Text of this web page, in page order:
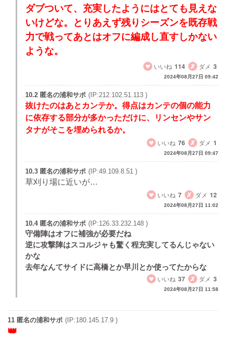
ダブついて、充実したようにはとても見えな
いけどな。とりあえず残りシーズンを既存戦
力で戦ってあとはオフに編成し直すしかない
ような。
いいね 114 ダメ 3
2024年08月27日 09:42
10.2 匿名の浦和サポ (IP:212.102.51.113 )
抜けたのはあとカンテか。得点はカンテの個の能力
に依存する部分が多かっただけに、リンセンやサン
タナがそこを埋められるか。
いいね 76 ダメ 1
2024年08月27日 09:47
10.3 匿名の浦和サポ (IP:49.109.8.51 )
草刈り場に近いが…
いいね 7 ダメ 12
2024年08月27日 11:02
10.4 匿名の浦和サポ (IP:126.33.232.148 )
守備陣はオフに補強が必要だね
逆に攻撃陣はスコルジャも驚く程充実してるんじゃない
かな
去年なんてサイドに高橋とか早川とか使ってたからな
いいね 37 ダメ 3
2024年08月27日 11:58
11 匿名の浦和サポ (IP:180.145.17.9 )